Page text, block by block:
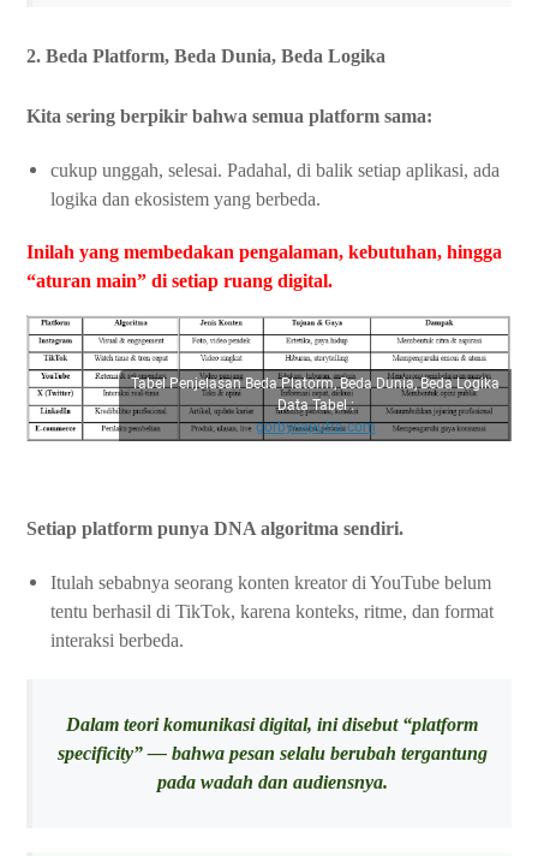
2. Beda Platform, Beda Dunia, Beda Logika
Kita sering berpikir bahwa semua platform sama:
cukup unggah, selesai. Padahal, di balik setiap aplikasi, ada
logika dan ekosistem yang berbeda.
Inilah yang membedakan pengalaman, kebutuhan, hingga
“aturan main” di setiap ruang digital.
Tabel Penjelasan Beda Platorm, Beda Dunia, Beda Logika
Data Tabel :
gorbysaputra.com
Setiap platform punya DNA algoritma sendiri.
Itulah sebabnya seorang konten kreator di YouTube belum
tentu berhasil di TikTok, karena konteks, ritme, dan format
interaksi berbeda.
Dalam teori komunikasi digital, ini disebut “platform
specificity” — bahwa pesan selalu berubah tergantung
pada wadah dan audiensnya.